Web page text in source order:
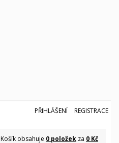
PŘIHLÁŠENÍ REGISTRACE
Košík obsahuje 0 položek za 0 Kč